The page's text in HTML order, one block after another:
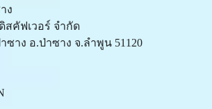
ง
สคัฟเวอร์ จำกัด
ซาง อ.ป่าซาง จ.ลำพูน 51120